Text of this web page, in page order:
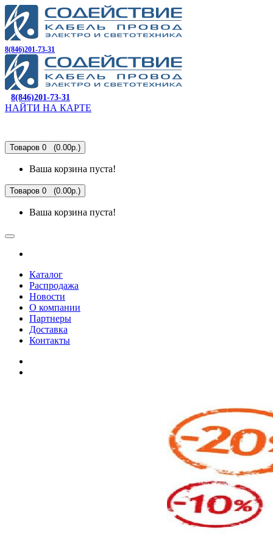
8(846)201-73-31
8(846)201-73-31
НАЙТИ НА КАРТЕ
Товаров 0 (0.00р.)
Ваша корзина пуста!
Товаров 0 (0.00р.)
Ваша корзина пуста!
Каталог
Распродажа
Новости
О компании
Партнеры
Доставка
Контакты